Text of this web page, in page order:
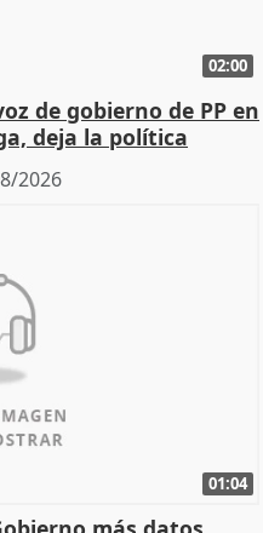
02:00
de gobierno de PP en
deja la política
2026
01:04